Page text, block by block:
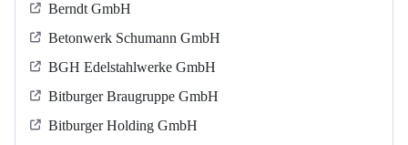
Berndt GmbH
Betonwerk Schumann GmbH
BGH Edelstahlwerke GmbH
Bitburger Braugruppe GmbH
Bitburger Holding GmbH